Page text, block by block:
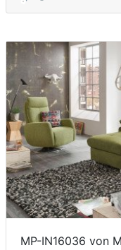
MP-IN16036 von